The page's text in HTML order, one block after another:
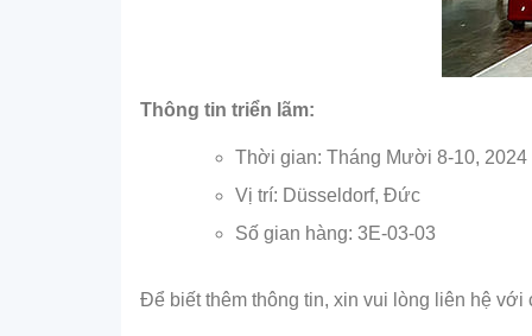
Thông tin triển lãm:
Thời gian: Tháng Mười 8-10, 2024
Vị trí: Düsseldorf, Đức
Số gian hàng: 3E-03-03
Để biết thêm thông tin, xin vui lòng liên hệ với